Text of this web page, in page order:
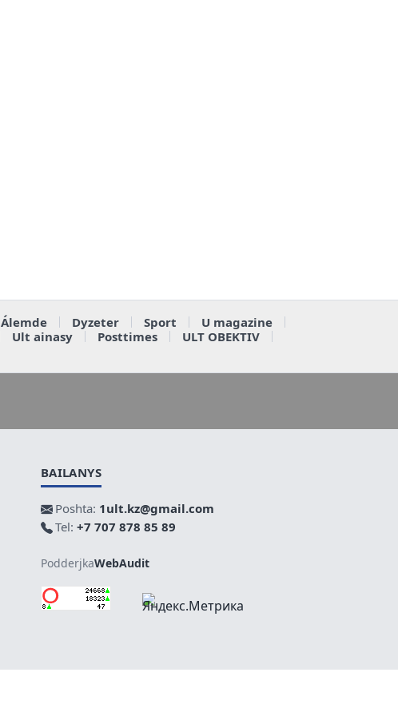
Álemde Dyzeter Sport
U magazine
Ult ainasy Posttimes
ULT OBEKTIV
BAILANYS
Poshta: 1ult.kz@gmail.com
Tel: +7 707 878 85 89
PodderjkaWebAudit